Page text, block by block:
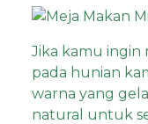
Jika kamu ingin
pada hunian
warna yang
natural untuk